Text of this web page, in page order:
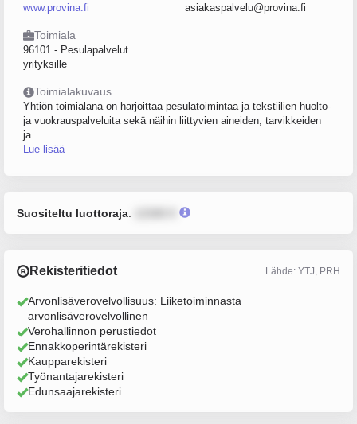
www.provina.fi asiakaspalvelu@provina.fi
Toimiala
96101 - Pesulapalvelut
yrityksille
Toimialakuvaus
Yhtiön toimialana on harjoittaa pesulatoimintaa ja tekstiilien huolto-
ja vuokrauspalveluita sekä näihin liittyvien aineiden, tarvikkeiden
ja...
Lue lisää
Suositeltu luottoraja:
Rekisteritiedot Lähde: YTJ, PRH
Arvonlisäverovelvollisuus: Liiketoiminnasta
arvonlisäverovelvollinen
Verohallinnon perustiedot
Ennakkoperintärekisteri
Kaupparekisteri
Työnantajarekisteri
Edunsaajarekisteri